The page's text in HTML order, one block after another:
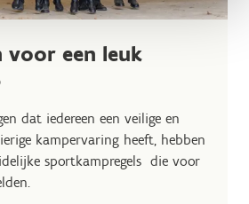
voor een leuk
dat iedereen een veilige en
kampervaring heeft, hebben
sportkampregels die voor